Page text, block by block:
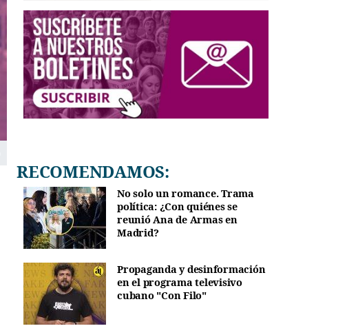
RECOMENDAMOS:
No solo un romance. Trama
política: ¿Con quiénes se
reunió Ana de Armas en
Madrid?
Propaganda y desinformación
en el programa televisivo
cubano "Con Filo"